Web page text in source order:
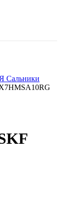
Сальники